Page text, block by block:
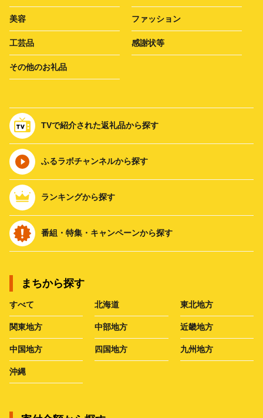
美容 ファッション
工芸品 感謝状等
その他のお礼品
TVで紹介された返礼品から探す
ふるラボチャンネルから探す
ランキングから探す
番組・特集・キャンペーンから探す
まちから探す
すべて 北海道 東北地方
関東地方 中部地方 近畿地方
中国地方 四国地方 九州地方
沖縄